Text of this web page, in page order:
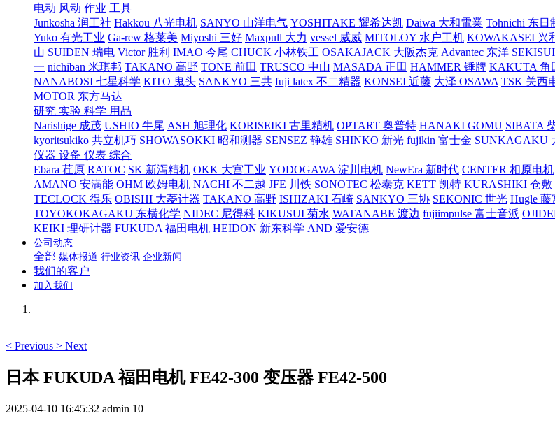
电动 风动 作业 工具
Junkosha 润工社 Hakkou 八光电机 SANYO 山洋电气 YOSHITAKE 耀希达凯 Daiwa 大和電業 Tohnichi 东日
Yuko 有光工业 Ga-rew 格莱美 Miyoshi 三好 Maxpull 大力 vessel 威威 MITOLOY 水户工机 KOWAKASEI 兴
山 SUIDEN 瑞电 Victor 胜利 IMAO 今尾 CHUCK 小林铁工 OSAKAJACK 大阪杰克 Advantec 东洋
一 nichiban 米琪邦 TAKANO 高野 TONE 前田 TRUSCO 中山 MASADA 正田 HAMMER 锤牌 KAKUTA 角
NANABOSI 七星科学 KITO 鬼头 SANKYO 三共 fuji latex 不二精器 KONSEI 近藤 大泽 OSAWA TSK 关西
MOTOR 东方马达
研究 实验 科学 用品
Narishige 成茂 USHIO 牛尾 ASH 旭理化 KORISEIKI 古里精机 OPTART 奥普特 HANAKI GOMU SIBATA
kyoritsukiko 共立机巧 SHOWASOKKI 昭和测器 SENSEZ 静雄 SHINKO 新光 fujikin 富士金 SUNKAGAKU
仪器 设备 仪表 综合
Ebara 荏原 RATOC SK 新泻精机 OKK 大宫工业 YODOGAWA 淀川电机 NewEra 新时代 CENTER 相原电机
AMANO 安满能 OHM 欧姆电机 NACHI 不二越 JFE 川铁 SONOTEC 松泰克 KETT 凯特 KURASHIKI 仓敷
TECLOCK 得乐 OBISHI 大菱计器 TAKANO 高野 ISHIZAKI 石崎 SANKYO 三协 SEKONIC 世光 Hugle 藤
TOYOKOKAGAKU 东横化学 NIDEC 尼得科 KIKUSUI 菊水 WATANABE 渡边 fujiimpulse 富士音派
KEIKI 理研计器 FUKUDA 福田电机 HEIDON 新东科学 AND 爱安德
公司动态
全部 媒体报道 行业资讯 企业新闻
我们的客户
加入我们
< Previous > Next
日本 FUKUDA 福田电机 FE42-300 变压器 FE42-500
2025-04-10 16:45:32 admin 10